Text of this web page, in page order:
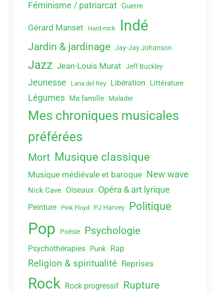
Féminisme / patriarcat Guerre
Gérard Manset Hard-rock Indé
Jardin & jardinage Jay-Jay Johanson
Jazz Jean-Louis Murat Jeff Buckley
Jeunesse Lana del Rey Libération Littérature
Légumes Ma famille Maladie
Mes chroniques musicales
préférées
Mort Musique classique
Musique médiévale et baroque New wave
Nick Cave Oiseaux Opéra & art lyrique
Peinture Pink Floyd PJ Harvey Politique
Pop Poésie Psychologie
Psychothérapies Punk Rap
Religion & spiritualité Reprises
Rock Rock progressif Rupture